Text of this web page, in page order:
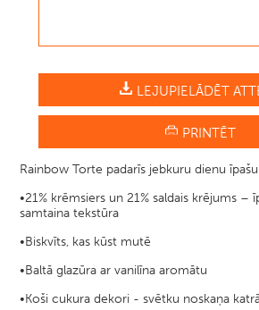
LEJUPIELĀDĒT
PRINTĒT
Rainbow Torte padarīs jebkuru dienu
•21% krēmsiers un 21% saldais krējums –
samtaina tekstūra
•Biskvīts, kas kūst mutē
•Baltā glazūra ar vanilīna aromātu
•Koši cukura dekori - svētku noskaņa